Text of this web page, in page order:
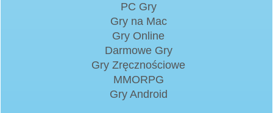
PC Gry
Gry na Mac
Gry Online
Darmowe Gry
Gry Zręcznościowe
MMORPG
Gry Android